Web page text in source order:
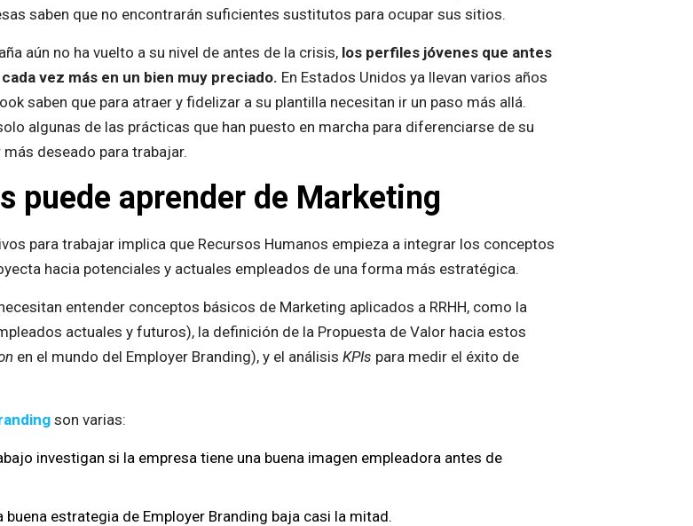
saben que no encontrarán suficientes sustitutos para ocupar sus sitios.
aún no ha vuelto a su nivel de antes de la crisis, los perfiles jóvenes que antes
vez más en un bien muy preciado. En Estados Unidos ya llevan varios años
saben que para atraer y fidelizar a su plantilla necesitan ir un paso más allá.
algunas de las prácticas que han puesto en marcha para diferenciarse de su
deseado para trabajar.
puede aprender de Marketing
para trabajar implica que Recursos Humanos empieza a integrar los conceptos
hacia potenciales y actuales empleados de una forma más estratégica.
entender conceptos básicos de Marketing aplicados a RRHH, como la
actuales y futuros), la definición de la Propuesta de Valor hacia estos
en el mundo del Employer Branding), y el análisis KPIs para medir el éxito de
son varias:
investigan si la empresa tiene una buena imagen empleadora antes de
estrategia de Employer Branding baja casi la mitad.